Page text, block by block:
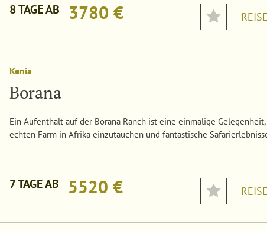
8 TAGE AB 3780 €
Kenia
Borana
Ein Aufenthalt auf der Borana Ranch ist eine einmalige
echten Farm in Afrika einzutauchen und fantastische
7 TAGE AB 5520 €